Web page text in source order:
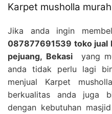
Karpet musholla
Jika anda ingin
087877691539 toko jual
pejuang, Bekasiyang
anda tidak perlu lagi
menjual Karpet
berkualitas anda juga
dengan kebutuhan